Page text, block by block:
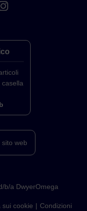
casella
web
b/a DwyerOmega
sui cookie Condizioni